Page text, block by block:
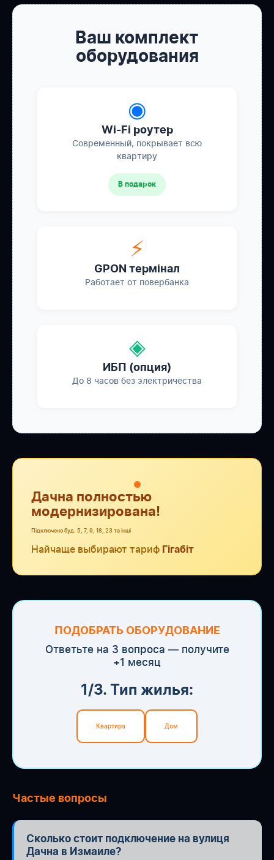
Ваш комплект
оборудования
◉
Wi-Fi роутер
Современный, покрывает всю
квартиру
В подарок
⚡
GPON термінал
Работает от повербанка
◈
ИБП (опция)
До 8 часов без электричества
●
Дачна полностью
модернизирована!
Підключено буд. 5, 7, 9, 18, 23 та інші
Найчаще выбирают тариф Гігабіт
ПОДОБРАТЬ ОБОРУДОВАНИЕ
Ответьте на 3 вопроса — получите
+1 месяц
1/3. Тип жилья:
Квартира Дом
Частые вопросы
Сколько стоит подключение на вулиця
Дачна в Измаиле?